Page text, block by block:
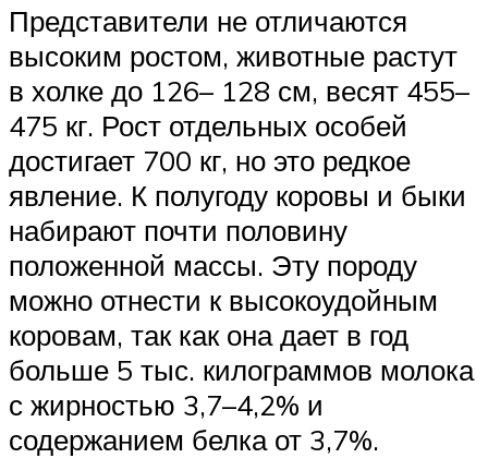
Представители не отличаются
высоким ростом, животные растут
в холке до 126– 128 см, весят 455–
475 кг. Рост отдельных особей
достигает 700 кг, но это редкое
явление. К полугоду коровы и быки
набирают почти половину
положенной массы. Эту породу
можно отнести к высокоудойным
коровам, так как она дает в год
больше 5 тыс. килограммов молока
с жирностью 3,7–4,2% и
содержанием белка от 3,7%.